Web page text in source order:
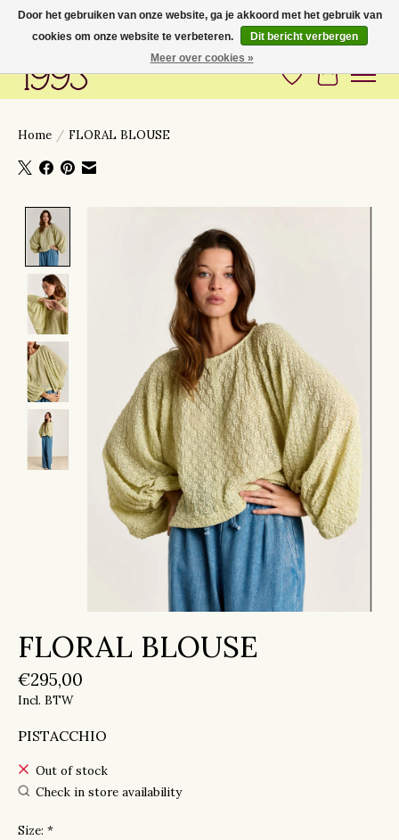
Love to have you around
Verlanglijst
Home / FLORAL BLOUSE
FLORAL BLOUSE
€295,00
Incl. BTW
PISTACCHIO
Out of stock
Check in store availability
Size: *
Door het gebruiken van onze website, ga je akkoord met het gebruik van
cookies om onze website te verbeteren.
Dit bericht verbergen
Meer over cookies »